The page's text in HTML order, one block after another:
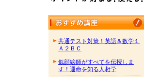
共通テスト対策！英語＆数学１
Ａ２ＢＣ
似顔絵師がすべてを伝授しま
す！運命を知る人相学